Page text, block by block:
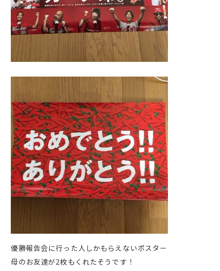
優勝報告会に行った人しかもらえないポスター
母のお友達が2枚もくれたそうです！